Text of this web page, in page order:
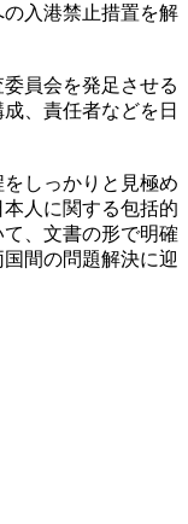
入港禁止措置を解
員会を発足させる
、責任者などを日
しっかりと見極め
人に関する包括的
、文書の形で明確
間の問題解決に迎